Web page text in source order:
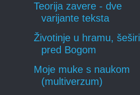
Teorija zavere - dve
varijante teksta
Životinje u hramu, šeširi
pred Bogom
Moje muke s naukom
(multiverzum)